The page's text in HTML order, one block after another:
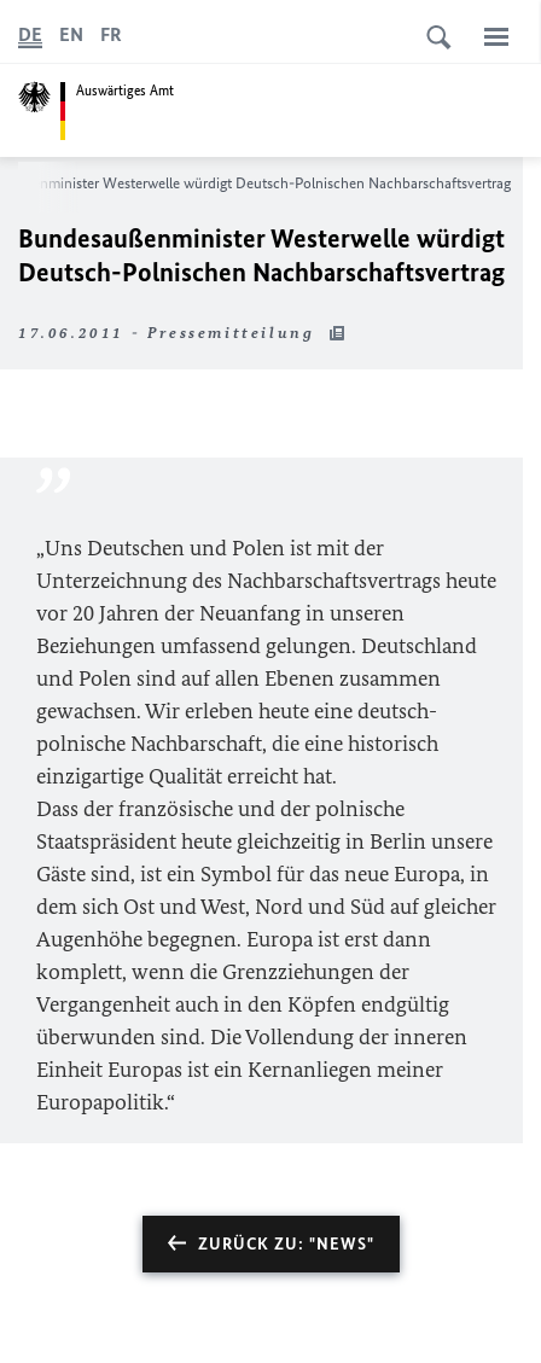
Auswärtiges Amt
DE EN FR
Westerwelle würdigt Deutsch-Polnischen Nachbarschaftsvertrag
Bundesaußenminister Westerwelle würdigt
Deutsch-Polnischen Nachbarschaftsvertrag
17.06.2011 - Pressemitteilung
„Uns Deutschen und Polen ist mit der
Unterzeichnung des Nachbarschaftsvertrags heute
vor 20 Jahren der Neuanfang in unseren
Beziehungen umfassend gelungen. Deutschland
und Polen sind auf allen Ebenen zusammen
gewachsen. Wir erleben heute eine deutsch-
polnische Nachbarschaft, die eine historisch
einzigartige Qualität erreicht hat.
Dass der französische und der polnische
Staatspräsident heute gleichzeitig in Berlin unsere
Gäste sind, ist ein Symbol für das neue Europa, in
dem sich Ost und West, Nord und Süd auf gleicher
Augenhöhe begegnen. Europa ist erst dann
komplett, wenn die Grenzziehungen der
Vergangenheit auch in den Köpfen endgültig
überwunden sind. Die Vollendung der inneren
Einheit Europas ist ein Kernanliegen meiner
Europapolitik.“
ZURÜCK ZU: "NEWS"